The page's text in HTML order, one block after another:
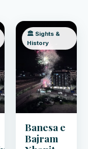
🏛️ Sights &
History
Banesa e
Bajram